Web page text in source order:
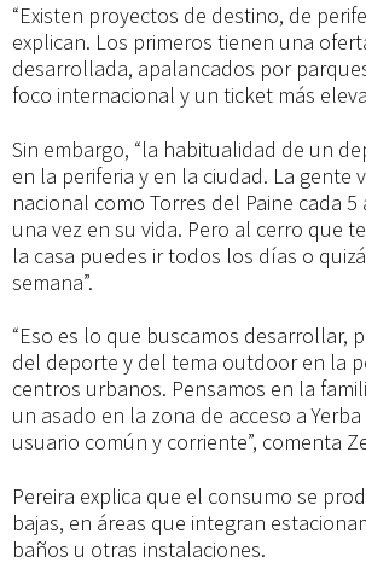
“Existen proyectos de destino, de
explican. Los primeros tienen una
desarrollada, apalancados por
foco internacional y un ticket más
Sin embargo, “la habitualidad de un
en la periferia y en la ciudad. La gente
nacional como Torres del Paine cada
una vez en su vida. Pero al cerro que
la casa puedes ir todos los días o
semana”.
“Eso es lo que buscamos desarrollar,
del deporte y del tema outdoor en la
centros urbanos. Pensamos en la
un asado en la zona de acceso a
usuario común y corriente”, comenta
Pereira explica que el consumo se
bajas, en áreas que integran
baños u otras instalaciones.